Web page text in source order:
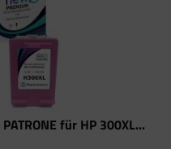
für HP 300XL...